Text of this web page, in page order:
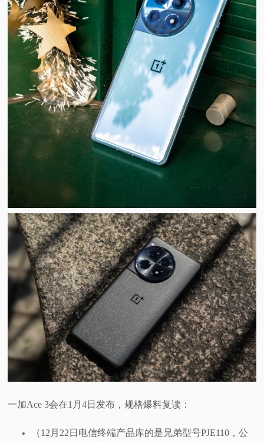
一加Ace 3会在1月4日发布，规格爆料复读：
（12月22日电信终端产品库的是兄弟型号PJE110，公